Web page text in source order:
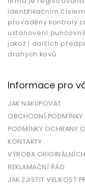
identifikačním
prováděny kontroly
ustanovení
jakož i dalších
drahých kovů.
Informace pro
JAK NAKUPOVAT
OBCHODNÍ PODMÍNKY
PODMÍNKY OCHRANY
KONTAKTY
VÝROBA
REKLAMAČNÍ ŘÁD
JAK ZJISTIT VELIKOST